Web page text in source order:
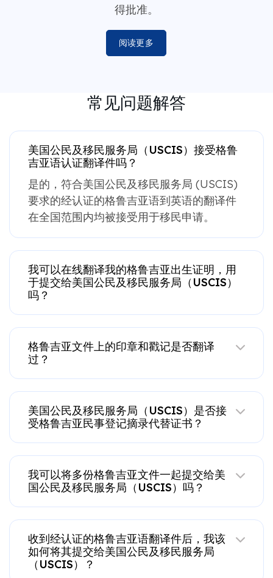
切信息，以确保您在首次申请时就获
阅读更多
常见问题解答
美国公民及移民服务局（USCIS）接受格鲁
吉亚语认证翻译件吗？
是的，符合美国公民及移民服务局 (USCIS)
要求的经认证的格鲁吉亚语到英语的翻译件
我可以在线翻译我的格鲁吉亚出生证明，用
于提交给美国公民及移民服务局（USCIS）
格鲁吉亚文件上的印章和戳记是否翻译
美国公民及移民服务局（USCIS）是否接
我可以将多份格鲁吉亚文件一起提交给美
收到经认证的格鲁吉亚语翻译件后，我该
如何将其提交给美国公民及移民服务局